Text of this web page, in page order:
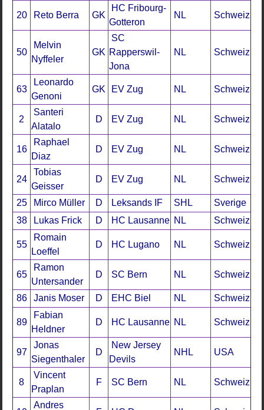
20 Reto Berra GK
HC Fribourg-
Gotteron
NL Schweiz
50
Melvin
Nyffeler
GK
SC
Rapperswil-
Jona
NL Schweiz
63
Leonardo
Genoni
GK EV Zug NL Schweiz
2
Santeri
Alatalo
D EV Zug NL Schweiz
16
Raphael
Diaz
D EV Zug NL Schweiz
24
Tobias
Geisser
D EV Zug NL Schweiz
25 Mirco Müller D Leksands IF SHL
Sverige
38
Lukas Frick D HC Lausanne NL Schweiz
55
Romain
Loeffel
D HC Lugano NL Schweiz
65
Ramon
Untersander
D SC Bern NL Schweiz
86 Janis Moser D EHC Biel NL Schweiz
89
Fabian
Heldner
D HC Lausanne NL Schweiz
97
Jonas
Siegenthaler
D
New Jersey
Devils
NHL USA
8
Vincent
Praplan
F SC Bern NL Schweiz
Andres